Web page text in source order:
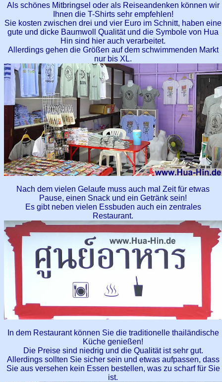
Als schönes Mitbringsel oder als Reiseandenken können wir
Ihnen die T-Shirts sehr empfehlen!
Sie kosten zwischen drei und vier Euro im Schnitt, haben eine
gute und dicke Baumwoll Qualität und die Symbole von Hua
Hin sind hier auch verarbeitet.
Allerdings gehen die Größen auf dem schwimmenden Markt
nur bis XL.
Nach dem vielen Gelaufe muss auch mal Zeit für etwas
Pause, einen Snack und ein Getränk sein!
Es gibt neben vielen Essbuden auch ein zentrales
Restaurant.
In dem Restaurant können Sie die traditionelle thailändische
Küche genießen!
Die Preise sind niedrig und die Qualität ist sehr gut.
Allerdings sollten Sie sicher sein und etwas aufpassen, dass
Sie aus versehen kein Essen bestellen, was zu scharf für Sie
ist.